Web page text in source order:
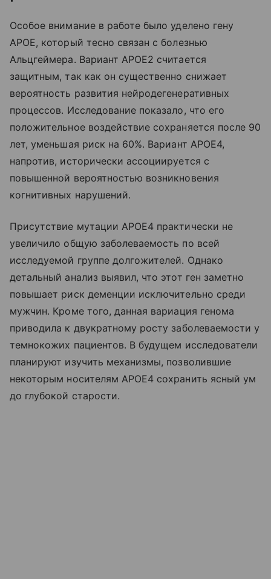
Особое внимание в работе было уделено гену
APOE, который тесно связан с болезнью
Альцгеймера. Вариант APOE2 считается
защитным, так как он существенно снижает
вероятность развития нейродегенеративных
процессов. Исследование показало, что его
положительное воздействие сохраняется после 90
лет, уменьшая риск на 60%. Вариант APOE4,
напротив, исторически ассоциируется с
повышенной вероятностью возникновения
когнитивных нарушений.
Присутствие мутации APOE4 практически не
увеличило общую заболеваемость по всей
исследуемой группе долгожителей. Однако
детальный анализ выявил, что этот ген заметно
повышает риск деменции исключительно среди
мужчин. Кроме того, данная вариация генома
приводила к двукратному росту заболеваемости у
темнокожих пациентов. В будущем исследователи
планируют изучить механизмы, позволившие
некоторым носителям APOE4 сохранить ясный ум
до глубокой старости.